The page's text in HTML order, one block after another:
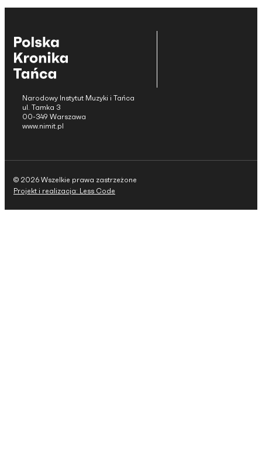
Narodowy Instytut Muzyki i Tańca
ul. Tamka 3
00-349 Warszawa
www.nimit.pl
© 2026 Wszelkie prawa zastrzeżone
Projekt i realizacja: Less Code